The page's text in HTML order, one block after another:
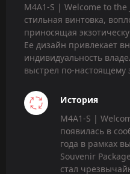
M4A1-S | Welcome to the
стильная винтовка,
приносящая
Ее дизайн привлекает
индивидуальность
выстрел по-
История
M4A1-S |
появилась в
года в рамках
Souvenir
стал